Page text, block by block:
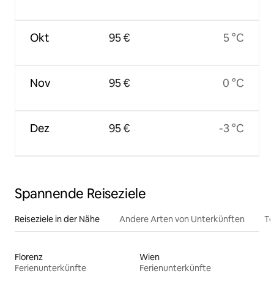
Okt
Nov
Dez
95 €
95 €
95 €
5 °C
0 °C
-3 °C
Spannende Reiseziele
Reiseziele in der Nähe Andere Arten von Unterkünften
Florenz
Ferienunterkünfte
Wien
Ferienunterkünfte